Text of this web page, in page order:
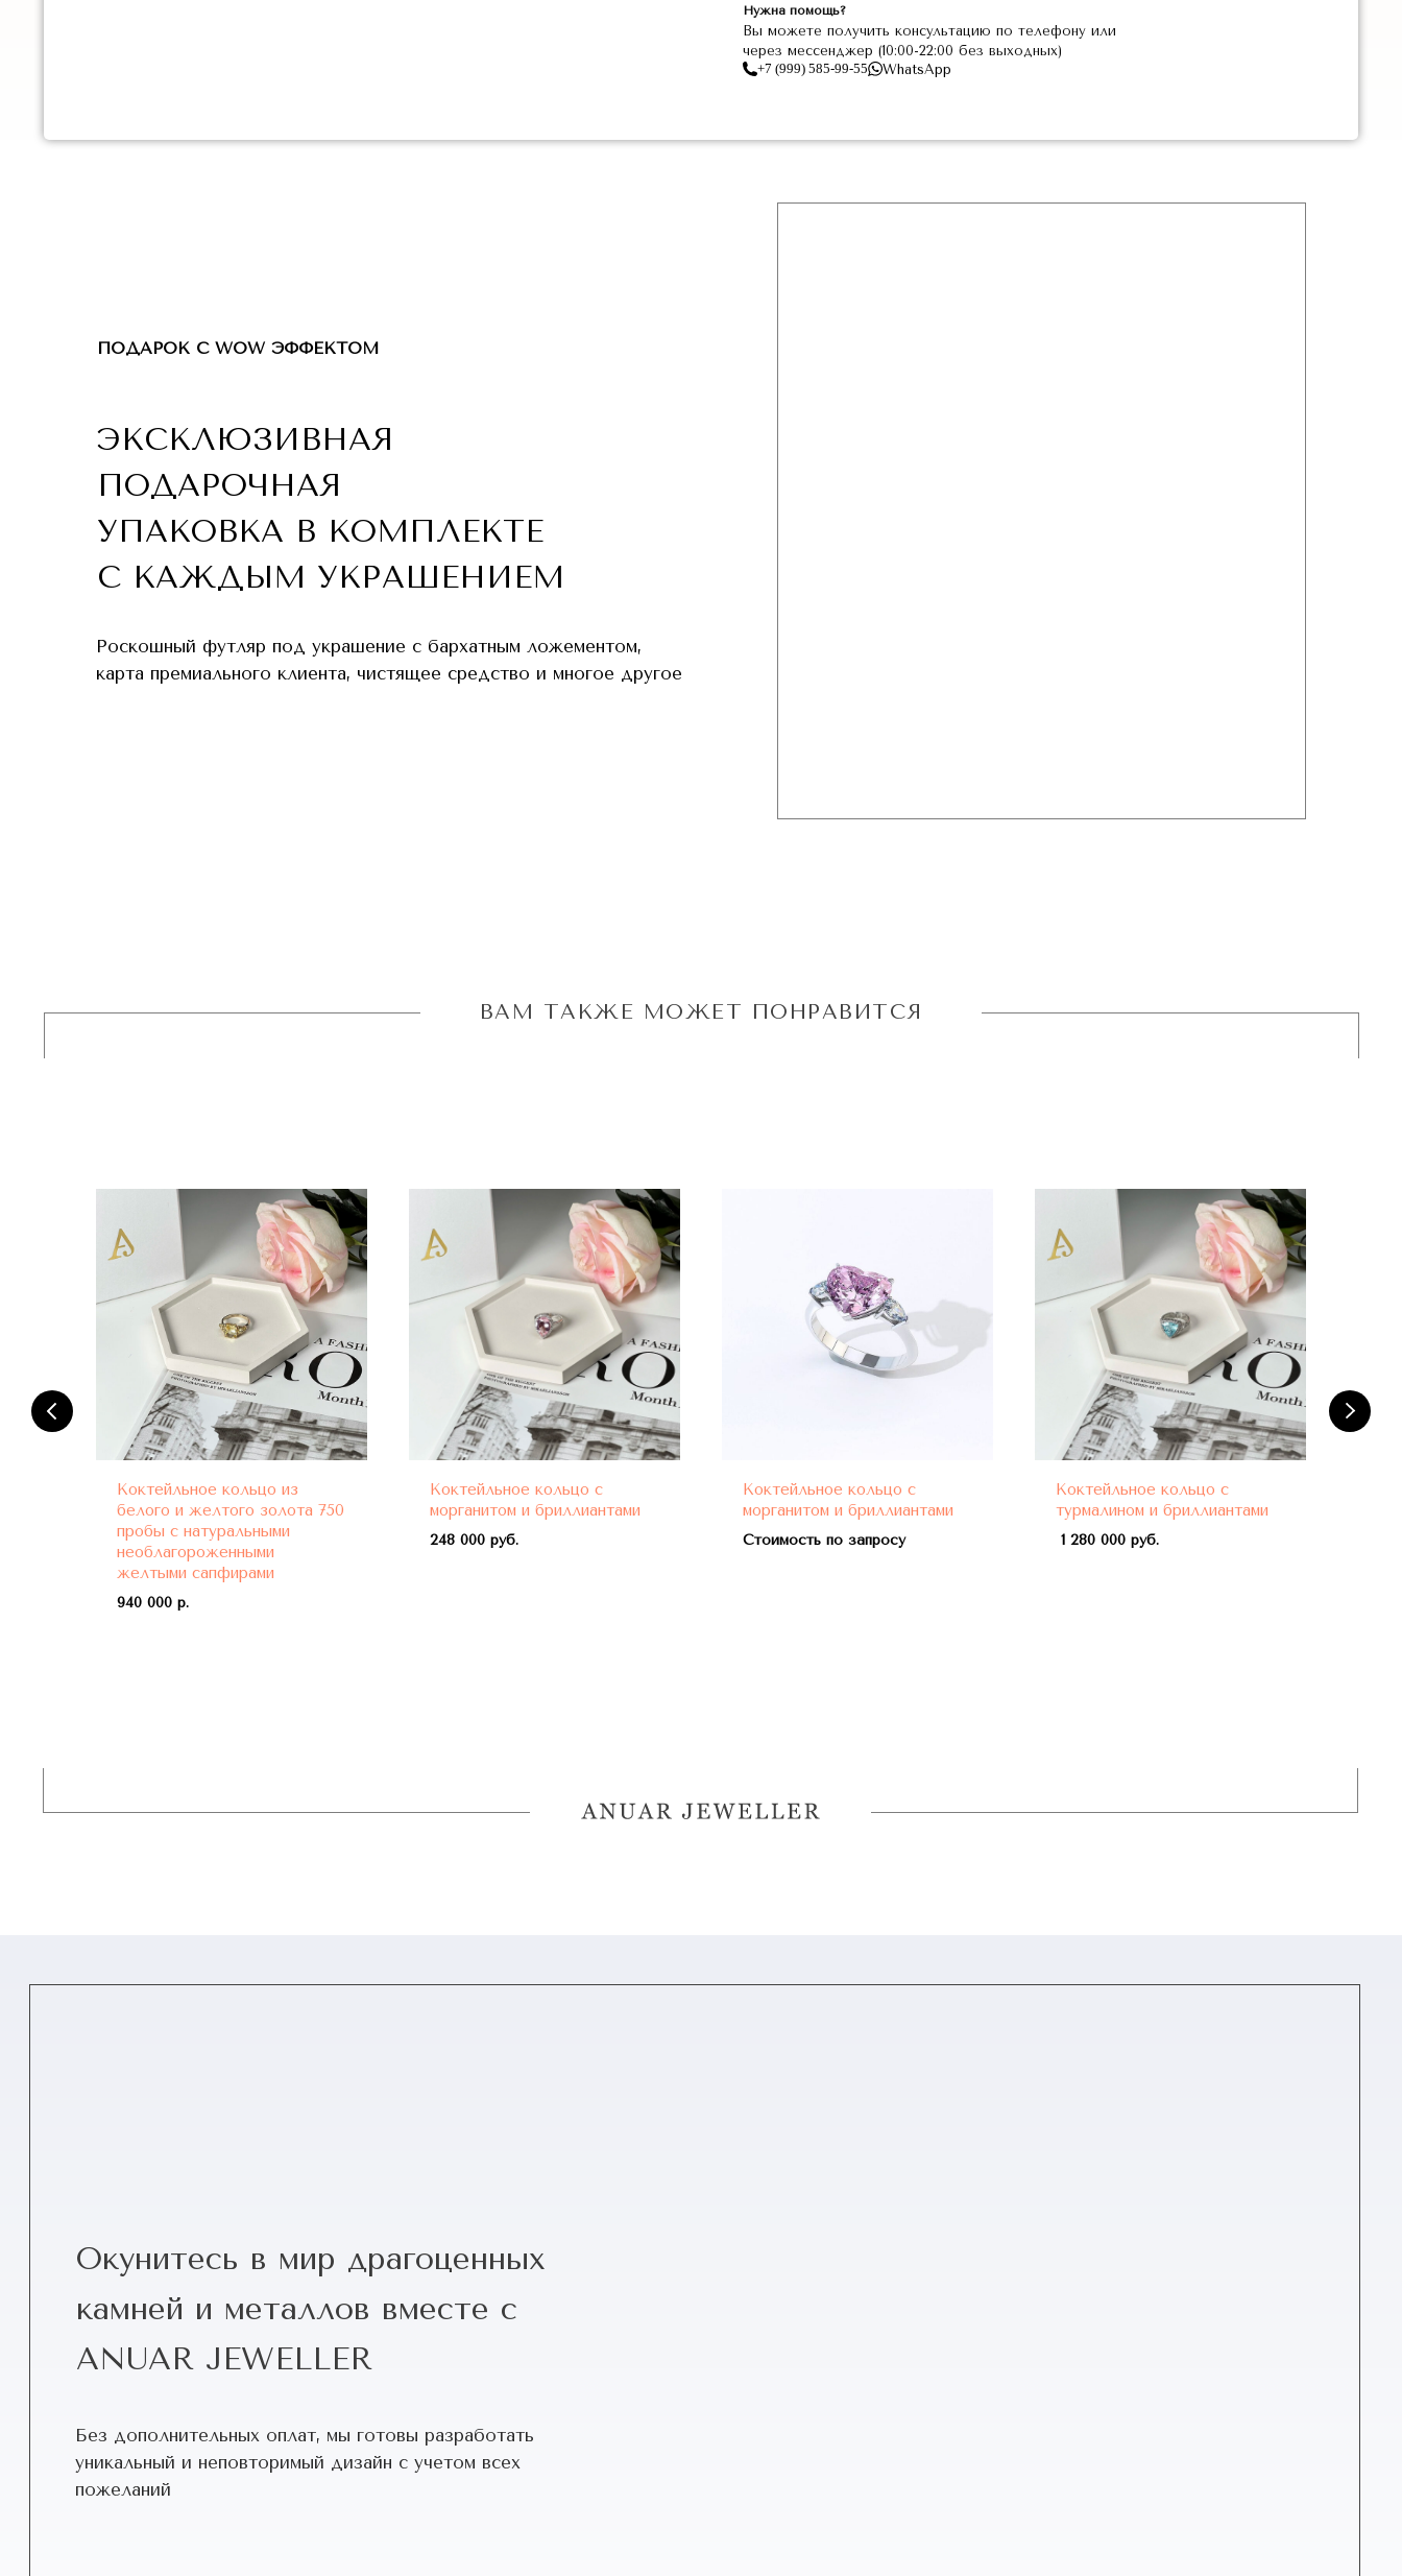
Нужна помощь?
Вы можете получить консультацию по телефону или
через мессенджер (10:00-22:00 без выходных)
+7 (999) 585-99-55
WhatsApp
ЭКСКЛЮЗИВНАЯ
ПОДАРОЧНАЯ
УПАКОВКА В КОМПЛЕКТЕ
С КАЖДЫМ УКРАШЕНИЕМ
Роскошный футляр под украшение с бархатным ложементом,
карта премиального клиента, чистящее средство и многое другое
ПОДАРОК С WOW ЭФФЕКТОМ
ВАМ ТАКЖЕ МОЖЕТ ПОНРАВИТСЯ
Коктейльное кольцо из
белого и желтого золота 750
пробы с натуральными
необлагороженными
желтыми сапфирами
940 000 р.
Коктейльное кольцо с
морганитом и бриллиантами
248 000 руб.
Коктейльное кольцо с
морганитом и бриллиантами
Стоимость по запросу
Коктейльное кольцо с
турмалином и бриллиантами
1 280 000 руб.
Окунитесь в мир драгоценных
камней и металлов вместе с
ANUAR JEWELLER
Без дополнительных оплат, мы готовы разработать
уникальный и неповторимый дизайн c учетом всех
пожеланий